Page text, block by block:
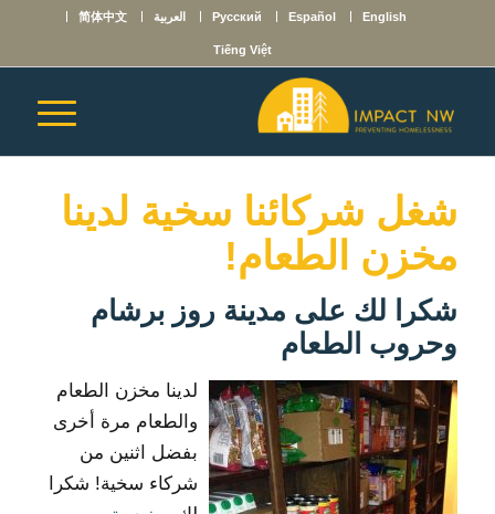
English
Español
Русский العربية 简体中文
Tiếng Việt
شغل شركائنا سخية لدينا
مخزن الطعام!
شكرا لك على مدينة روز برشام
وحروب الطعام
لدينا مخزن الطعام
والطعام مرة أخرى
بفضل اثنين من
شركاء سخية! شكرا